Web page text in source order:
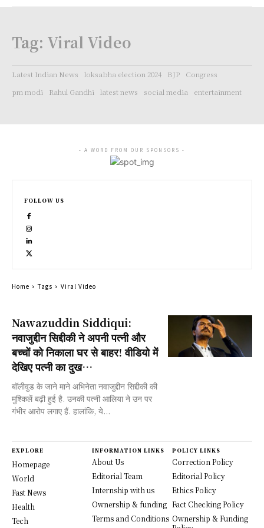
Tag: Viral Video
Latest Indian News loksabha election 2024 BJP
Congress
pm modi
Rahul Gandhi latest news social media entertainment
Nawazuddin Siddiqui:
नवाजुद्दीन सिद्दीकी ने अपनी पत्नी और
बच्चों को निकाला घर से बाहर! वीडियो में
देखिए पत्नी का दुख…
बॉलीवुड के जाने माने अभिनेता नवाजुद्दीन सिद्दीकी की
मुश्किलें बढ़ी हुई है. उनकी पत्नी आलिया ने उन पर
गंभीर आरोप लगाए हैं. हालांकि, ये...
- A WORD FROM OUR SPONSORS -
FOLLOW US
Home Tags Viral Video
EXPLORE
Homepage
World
Fast News
Health
Tech
INFORMATION LINKS
About Us
Editorial Team
Internship with us
Ownership & funding
Terms and Conditions
POLICY LINKS
Correction Policy
Editorial Policy
Ethics Policy
Fact Checking Policy
Ownership & Funding